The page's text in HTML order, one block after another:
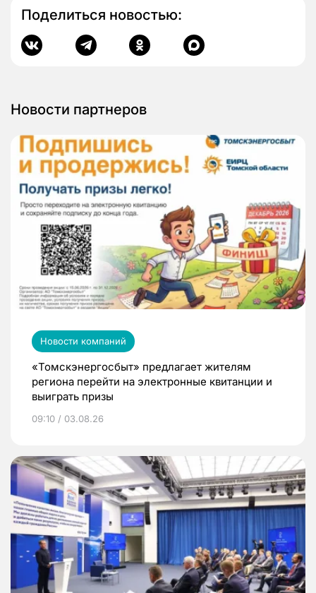
Поделиться новостью:
Новости партнеров
Новости компаний
«Томскэнергосбыт» предлагает жителям
региона перейти на электронные квитанции и
выиграть призы
09:10 / 03.08.26